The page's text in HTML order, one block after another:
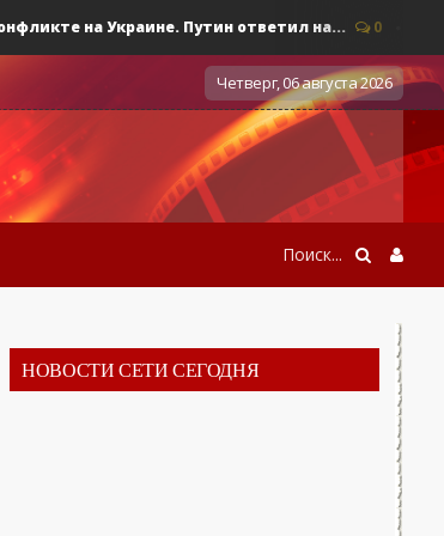
на Украине. Путин ответил на... 0 Военные
Четверг, 06 августа 2026
НОВОСТИ СЕТИ СЕГОДНЯ